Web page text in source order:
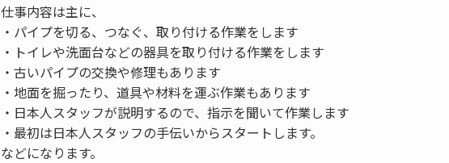
仕事内容は主に、
・パイプを切る、つなぐ、取り付ける作業をします
・トイレや洗面台などの器具を取り付ける作業をします
・古いパイプの交換や修理もあります
・地面を掘ったり、道具や材料を運ぶ作業もあります
・日本人スタッフが説明するので、指示を聞いて作業します
・最初は日本人スタッフの手伝いからスタートします。
などになります。